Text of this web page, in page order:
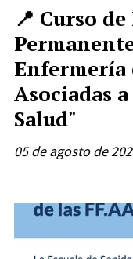
📍 Curso
Enfermería
Asociadas
Salud"
05 de agosto de